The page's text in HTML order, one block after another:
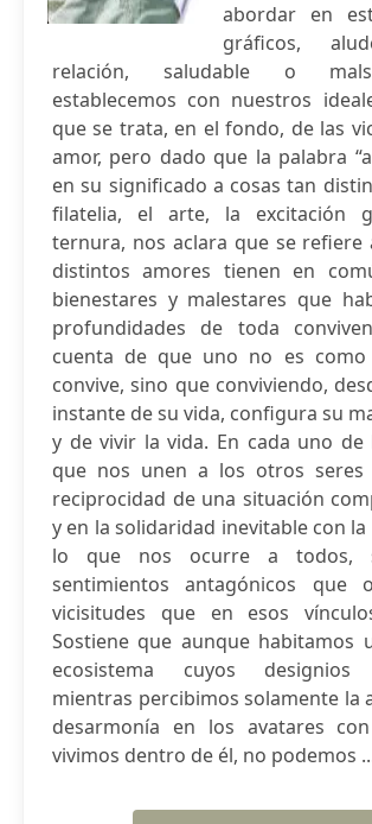
abordar en
gráficos,
relación, saludable o
establecemos con nuestros
que se trata, en el fondo, de las
amor, pero dado que la palabra
en su significado a cosas tan
filatelia, el arte, la excitación
ternura, nos aclara que se refiere
distintos amores tienen en
bienestares y malestares que
profundidades de toda
cuenta de que uno no es
convive, sino que conviviendo,
instante de su vida, configura su
y de vivir la vida. En cada uno de
que nos unen a los otros seres
reciprocidad de una situación
y en la solidaridad inevitable con
lo que nos ocurre a todos,
sentimientos antagónicos que
vicisitudes que en esos
Sostiene que aunque habitamos
ecosistema cuyos designios
mientras percibimos solamente la
desarmonía en los avatares
vivimos dentro de él, no podemos